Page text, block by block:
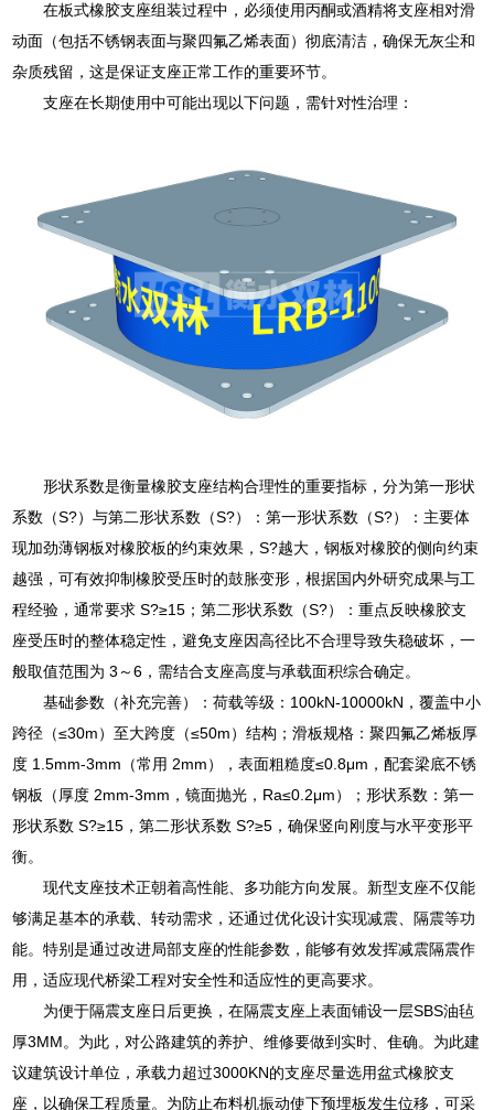
在板式橡胶支座组装过程中，必须使用丙酮或酒精将支座相对滑
动面（包括不锈钢表面与聚四氟乙烯表面）彻底清洁，确保无灰尘和
杂质残留，这是保证支座正常工作的重要环节。
支座在长期使用中可能出现以下问题，需针对性治理：
形状系数是衡量橡胶支座结构合理性的重要指标，分为第一形状
系数（S?）与第二形状系数（S?）：第一形状系数（S?）：主要体
现加劲薄钢板对橡胶板的约束效果，S?越大，钢板对橡胶的侧向约束
越强，可有效抑制橡胶受压时的鼓胀变形，根据国内外研究成果与工
程经验，通常要求 S?≥15；第二形状系数（S?）：重点反映橡胶支
座受压时的整体稳定性，避免支座因高径比不合理导致失稳破坏，一
般取值范围为 3～6，需结合支座高度与承载面积综合确定。
基础参数（补充完善）：荷载等级：100kN-10000kN，覆盖中小
跨径（≤30m）至大跨度（≤50m）结构；滑板规格：聚四氟乙烯板厚
度 1.5mm-3mm（常用 2mm），表面粗糙度≤0.8μm，配套梁底不锈
钢板（厚度 2mm-3mm，镜面抛光，Ra≤0.2μm）；形状系数：第一
形状系数 S?≥15，第二形状系数 S?≥5，确保竖向刚度与水平变形平
衡。
现代支座技术正朝着高性能、多功能方向发展。新型支座不仅能
够满足基本的承载、转动需求，还通过优化设计实现减震、隔震等功
能。特别是通过改进局部支座的性能参数，能够有效发挥减震隔震作
用，适应现代桥梁工程对安全性和适应性的更高要求。
为便于隔震支座日后更换，在隔震支座上表面铺设一层SBS油毡
厚3MM。为此，对公路建筑的养护、维修要做到实时、隹确。为此建
议建筑设计单位，承载力超过3000KN的支座尽量选用盆式橡胶支
座，以确保工程质量。为防止布料机振动使下预埋板发生位移，可采